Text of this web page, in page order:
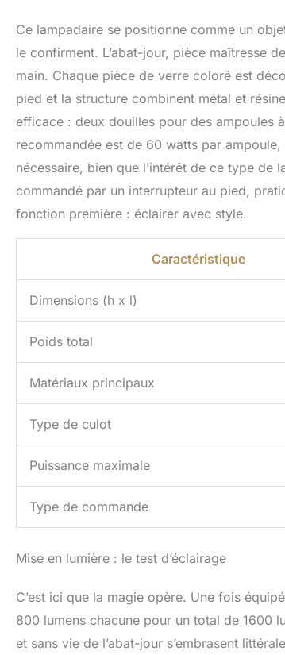
Ce lampadaire se positionne comme un
le confirment. L’abat-jour, pièce maîtresse
main. Chaque pièce de verre coloré est
pied et la structure combinent métal et
efficace : deux douilles pour des ampoules
recommandée est de 60 watts par
nécessaire, bien que l’intérêt de ce type de
commandé par un interrupteur au pied,
fonction première : éclairer avec style.
Caractéristique
Dimensions (h x l)
Poids total
Matériaux principaux
Type de culot
Puissance maximale
Type de commande
Mise en lumière : le test d’éclairage
C’est ici que la magie opère. Une fois
800 lumens chacune pour un total de 1600
et sans vie de l’abat-jour s’embrasent